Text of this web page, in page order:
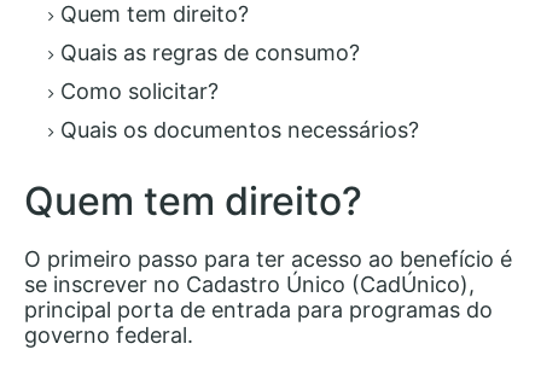
Quem tem direito?
Quais as regras de consumo?
Como solicitar?
Quais os documentos necessários?
Quem tem direito?
O primeiro passo para ter acesso ao benefício é
se inscrever no Cadastro Único (CadÚnico),
principal porta de entrada para programas do
governo federal.